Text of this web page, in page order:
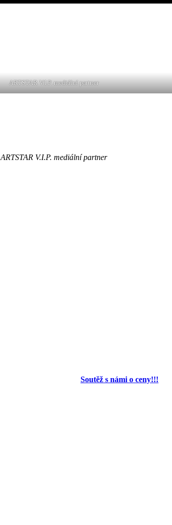
ARTSTAR V.I.P. mediální partner
ARTSTAR V.I.P. mediální partner
Soutěž s námi o ceny!!!